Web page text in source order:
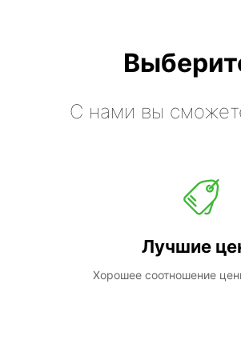
С нами вы
Лучшие
Хорошее соотношение